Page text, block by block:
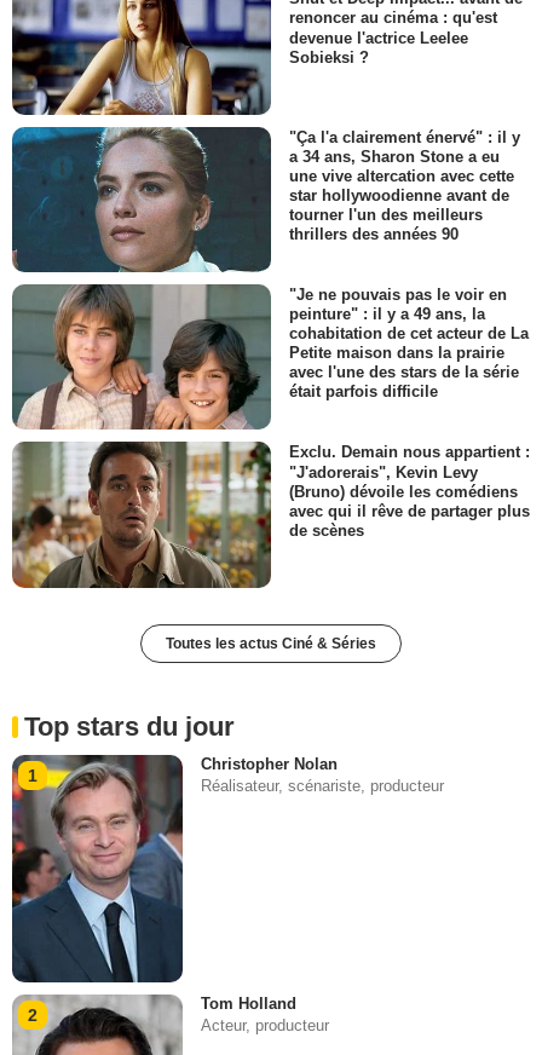
renoncer au cinéma : qu'est
devenue l'actrice Leelee
Sobieksi ?
"Ça l'a clairement énervé" : il y
a 34 ans, Sharon Stone a eu
une vive altercation avec cette
star hollywoodienne avant de
tourner l'un des meilleurs
thrillers des années 90
"Je ne pouvais pas le voir en
peinture" : il y a 49 ans, la
cohabitation de cet acteur de La
Petite maison dans la prairie
avec l'une des stars de la série
était parfois difficile
Exclu. Demain nous appartient :
"J'adorerais", Kevin Levy
(Bruno) dévoile les comédiens
avec qui il rêve de partager plus
de scènes
Toutes les actus Ciné & Séries
Top stars du jour
1
Christopher Nolan
Réalisateur, scénariste, producteur
2
Tom Holland
Acteur, producteur